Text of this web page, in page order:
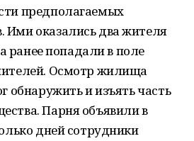
предполагаемых
оказались два жителя
ранее попадали в поле
Осмотр жилища
обнаружить и изъять часть
Парня объявили в
дней сотрудники